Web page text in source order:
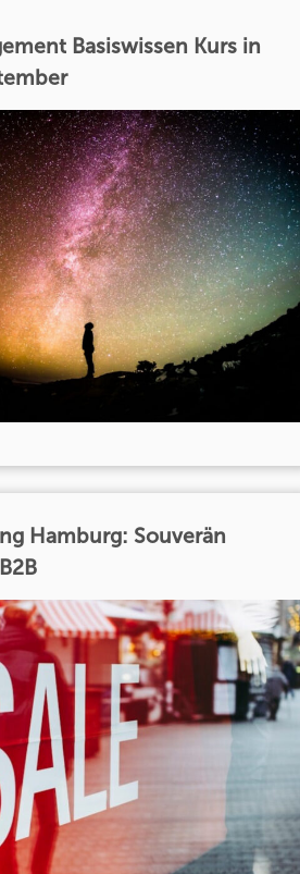
Basiswissen Kurs in
Hamburg: Souverän